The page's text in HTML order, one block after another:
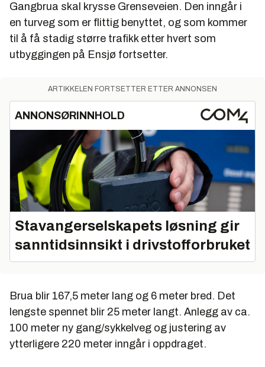
Gangbrua skal krysse Grenseveien. Den inngår i
en turveg som er flittig benyttet, og som kommer
til å få stadig større trafikk etter hvert som
utbyggingen på Ensjø fortsetter.
ARTIKKELEN FORTSETTER ETTER ANNONSEN
ANNONSØRINNHOLD
Stavangerselskapets løsning gir
sanntidsinnsikt i drivstofforbruket
Brua blir 167,5 meter lang og 6 meter bred. Det
lengste spennet blir 25 meter langt. Anlegg av ca.
100 meter ny gang/sykkelveg og justering av
ytterligere 220 meter inngår i oppdraget.